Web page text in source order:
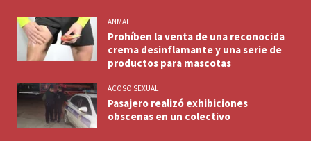
ANMAT
Prohíben la venta de una reconocida
crema desinflamante y una serie de
productos para mascotas
ACOSO SEXUAL
Pasajero realizó exhibiciones
obscenas en un colectivo